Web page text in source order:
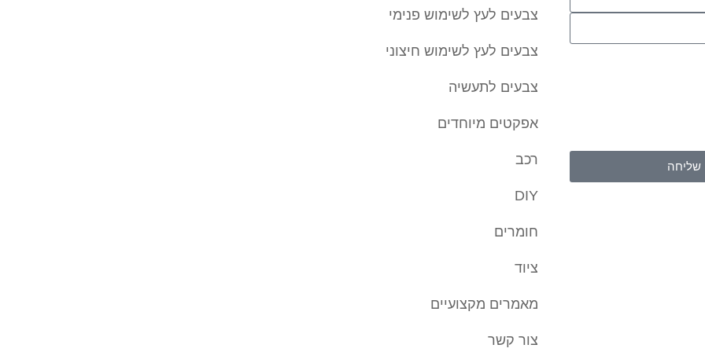
שליחה
צבעים לעץ לשימוש פנימי
צבעים לעץ לשימוש חיצוני
צבעים לתעשיה
אפקטים מיוחדים
רכב
DIY
חומרים
ציוד
מאמרים מקצועיים
צור קשר